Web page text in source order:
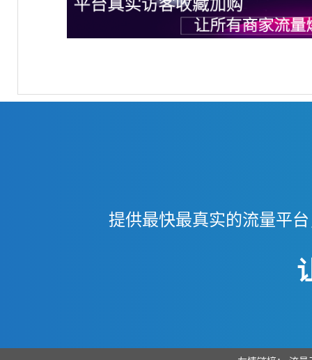
提供最快最真实的流量平